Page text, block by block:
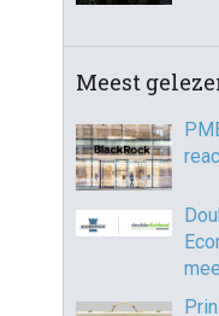
Meest